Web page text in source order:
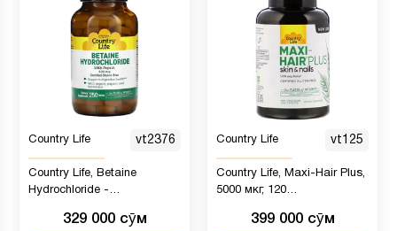
Country Life vt2376
Country Life, Betaine
Hydrochloride -
пепсином, 600 мг, 250
329 000 сӯм
Country Life vt125
Country Life, Maxi-Hair Plus,
5000 мкг, 120
399 000 сӯм